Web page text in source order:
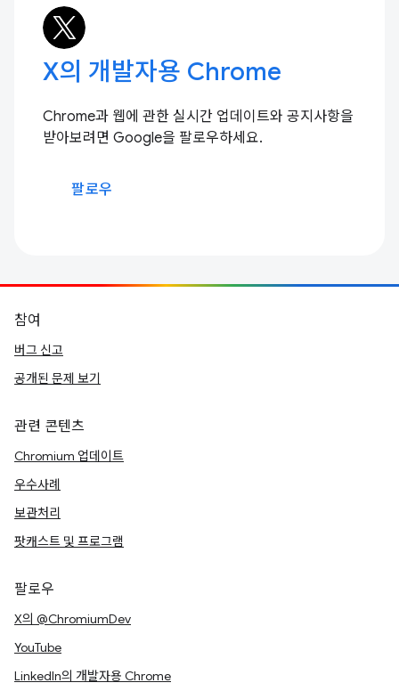
X의 개발자용 Chrome
Chrome과 웹에 관한 실시간 업데이트와 공지사항을
받아보려면 Google을 팔로우하세요.
팔로우
참여
버그 신고
공개된 문제 보기
관련 콘텐츠
Chromium 업데이트
우수사례
보관처리
팟캐스트 및 프로그램
팔로우
X의 @ChromiumDev
YouTube
LinkedIn의 개발자용 Chrome